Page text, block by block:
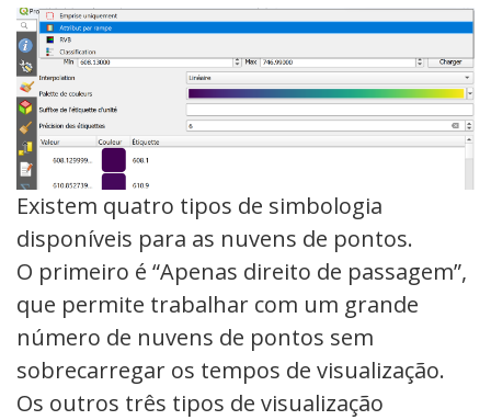
Existem quatro tipos de simbologia
disponíveis para as nuvens de pontos.
O primeiro é “Apenas direito de passagem”,
que permite trabalhar com um grande
número de nuvens de pontos sem
sobrecarregar os tempos de visualização.
Os outros três tipos de visualização